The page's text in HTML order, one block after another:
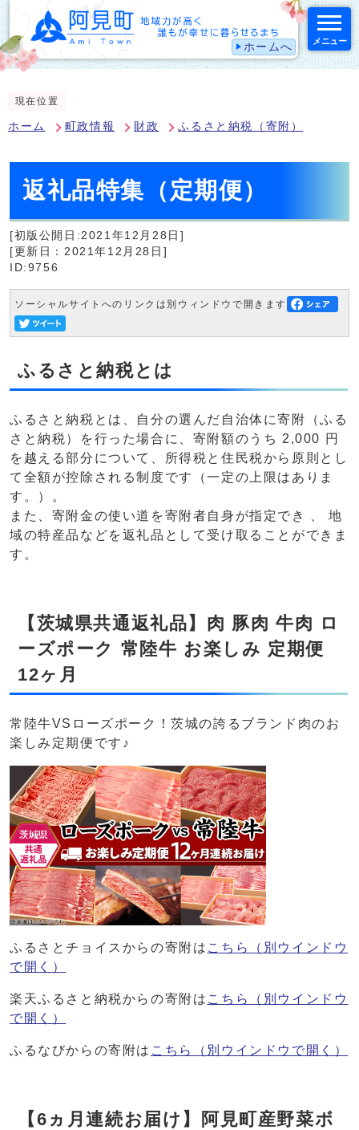
ホームへ メニュー
現在位置
ホーム 町政情報 財政 ふるさと納税（寄附）
返礼品特集（定期便）
[初版公開日:2021年12月28日]
[更新日：2021年12月28日]
ID:9756
ソーシャルサイトへのリンクは別ウィンドウで開きます
ふるさと納税とは
ふるさと納税とは、自分の選んだ自治体に寄附（ふる
さと納税）を行った場合に、寄附額のうち 2,000 円
を越える部分について、所得税と住民税から原則とし
て全額が控除される制度です（一定の上限はありま
す。）。
また、寄附金の使い道を寄附者自身が指定でき 、 地
域の特産品などを返礼品として受け取ることができま
す。
【茨城県共通返礼品】肉 豚肉 牛肉 ロ
ーズポーク 常陸牛 お楽しみ 定期便
12ヶ月
常陸牛VSローズポーク！茨城の誇るブランド肉のお
楽しみ定期便です♪
ふるさとチョイスからの寄附は こちら
（別ウインドウ
で開く）
楽天ふるさと納税からの寄附は こちら
（別ウインドウ
で開く）
ふるなびからの寄附は こちら （別ウインドウで開く）
【6ヵ月連続お届け】阿見町産野菜ボ